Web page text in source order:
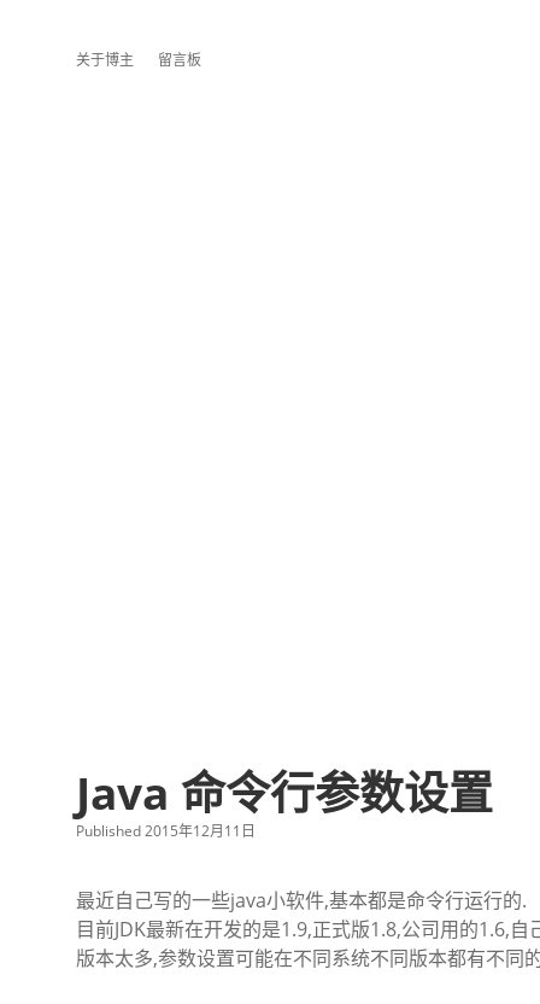
关于博主 留言板
Java 命令行参数设置
Published 2015年12月11日
最近自己写的一些java小软件,基本都是命令行运行的.
目前JDK最新在开发的是1.9,正式版1.8,公司用的1.6,自
版本太多,参数设置可能在不同系统不同版本都有不同